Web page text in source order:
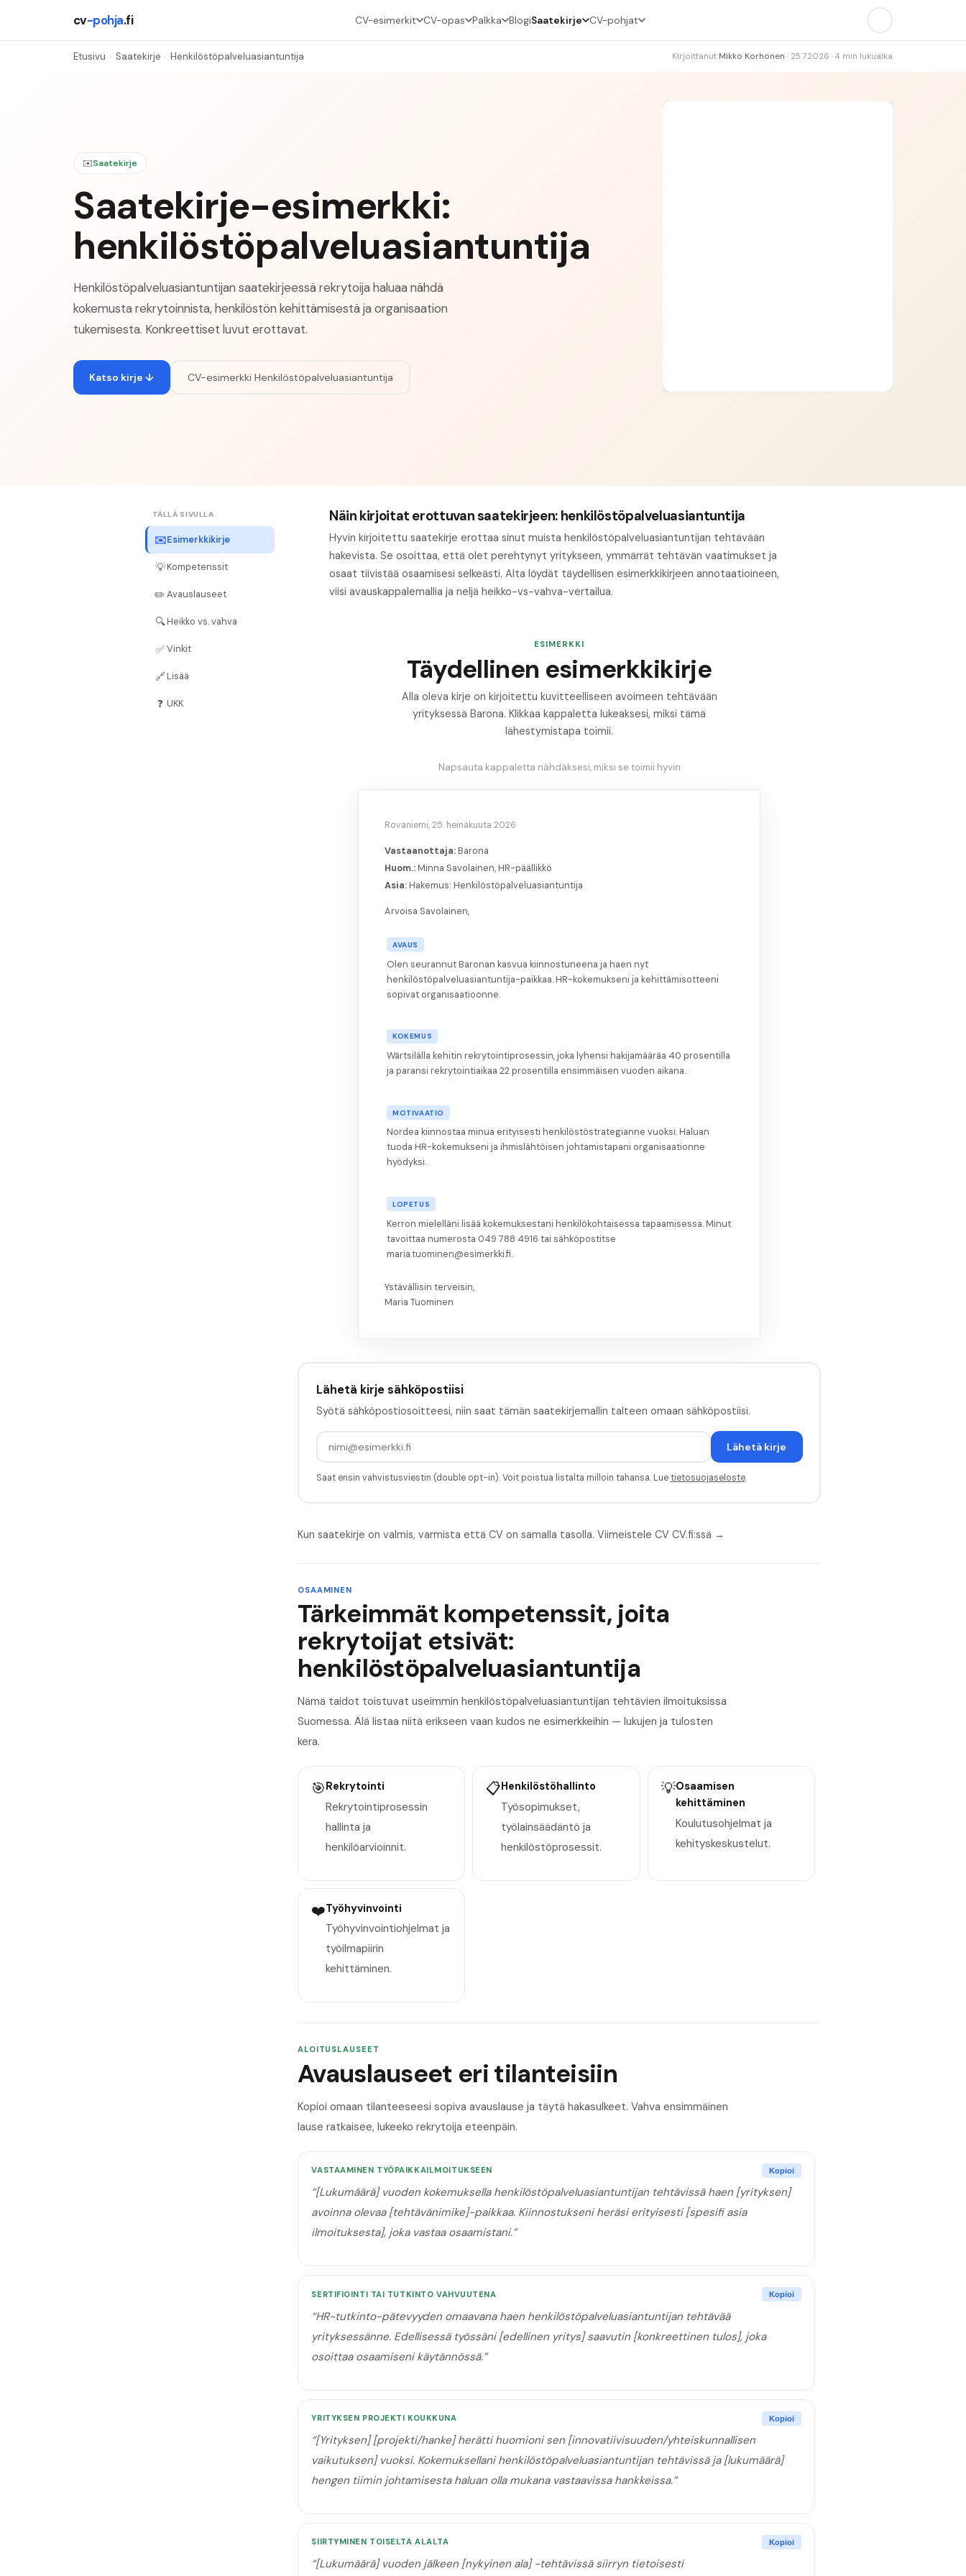
cv-pohja.fi CV-esimerkit CV-opas Palkka BlogiSaatekirje CV-pohjat
Etusivu › Saatekirje › Henkilöstöpalveluasiantuntija Kirjoittanut Mikko Korhonen · 25.7.2026 · 4 min lukuaika
✉️Saatekirje
Saatekirje-esimerkki:
henkilöstöpalveluasiantuntija
Henkilöstöpalveluasiantuntijan saatekirjeessä rekrytoija haluaa nähdä
kokemusta rekrytoinnista, henkilöstön kehittämisestä ja organisaation
tukemisesta. Konkreettiset luvut erottavat.
Katso kirje ↓ CV-esimerkki Henkilöstöpalveluasiantuntija
TÄLLÄ SIVULLA
✉️Esimerkkikirje
💡Kompetenssit
✏️Avauslauseet
🔍 Heikko vs. vahva
✅Vinkit
🔗Lisää
❓ UKK
Näin kirjoitat erottuvan saatekirjeen: henkilöstöpalveluasiantuntija
Hyvin kirjoitettu saatekirje erottaa sinut muista henkilöstöpalveluasiantuntijan tehtävään
hakevista. Se osoittaa, että olet perehtynyt yritykseen, ymmärrät tehtävän vaatimukset ja
osaat tiivistää osaamisesi selkeästi. Alta löydät täydellisen esimerkkikirjeen annotaatioineen,
viisi avauskappalemallia ja neljä heikko-vs-vahva-vertailua.
ESIMERKKI
Täydellinen esimerkkikirje
Alla oleva kirje on kirjoitettu kuvitteelliseen avoimeen tehtävään
yrityksessä Barona. Klikkaa kappaletta lukeaksesi, miksi tämä
lähestymistapa toimii.
Napsauta kappaletta nähdäksesi, miksi se toimii hyvin
Rovaniemi, 25. heinäkuuta 2026
Vastaanottaja: Barona
Huom.: Minna Savolainen, HR-päällikkö
Asia: Hakemus: Henkilöstöpalveluasiantuntija
Arvoisa Savolainen,
AVAUS
Olen seurannut Baronan kasvua kiinnostuneena ja haen nyt
henkilöstöpalveluasiantuntija-paikkaa. HR-kokemukseni ja kehittämisotteeni
sopivat organisaatioonne.
KOKEMUS
Wärtsilälla kehitin rekrytointiprosessin, joka lyhensi hakijamääräa 40 prosentilla
ja paransi rekrytointiaikaa 22 prosentilla ensimmäisen vuoden aikana.
MOTIVAATIO
Nordea kiinnostaa minua erityisesti henkilöstöstrategianne vuoksi. Haluan
tuoda HR-kokemukseni ja ihmislähtöisen johtamistapani organisaationne
hyödyksi.
LOPETUS
Kerron mielelläni lisää kokemuksestani henkilökohtaisessa tapaamisessa. Minut
tavoittaa numerosta 049 788 4916 tai sähköpostitse
maria.tuominen@esimerkki.fi.
Ystävällisin terveisin,
Maria Tuominen
Lähetä kirje sähköpostiisi
Syötä sähköpostiosoitteesi, niin saat tämän saatekirjemallin talteen omaan sähköpostiisi.
Lähetä kirje
Saat ensin vahvistusviestin (double opt-in). Voit poistua listalta milloin tahansa. Luetietosuojaseloste.
Kun saatekirje on valmis, varmista että CV on samalla tasolla. Viimeistele CV CV.fi:ssä →
OSAAMINEN
Tärkeimmät kompetenssit, joita
rekrytoijat etsivät:
henkilöstöpalveluasiantuntija
Nämä taidot toistuvat useimmin henkilöstöpalveluasiantuntijan tehtävien ilmoituksissa
Suomessa. Älä listaa niitä erikseen vaan kudos ne esimerkkeihin — lukujen ja tulosten
kera.
🎯Rekrytointi
Rekrytointiprosessin
hallinta ja
henkilöarvioinnit.
📋Henkilöstöhallinto
Työsopimukset,
työlainsäädäntö ja
henkilöstöprosessit.
💡Osaamisen
kehittäminen
Koulutusohjelmat ja
kehityskeskustelut.
❤️Työhyvinvointi
Työhyvinvointiohjelmat ja
työilmapiirin
kehittäminen.
ALOITUSLAUSEET
Avauslauseet eri tilanteisiin
Kopioi omaan tilanteeseesi sopiva avauslause ja täytä hakasulkeet. Vahva ensimmäinen
lause ratkaisee, lukeeko rekrytoija eteenpäin.
VASTAAMINEN TYÖPAIKKAILMOITUKSEEN Kopioi
“[Lukumäärä] vuoden kokemuksella henkilöstöpalveluasiantuntijan tehtävissä haen [yrityksen]
avoinna olevaa [tehtävänimike]-paikkaa. Kiinnostukseni heräsi erityisesti [spesifi asia
ilmoituksesta], joka vastaa osaamistani.”
SERTIFIOINTI TAI TUTKINTO VAHVUUTENA Kopioi
“HR-tutkinto-pätevyyden omaavana haen henkilöstöpalveluasiantuntijan tehtävää
yrityksessänne. Edellisessä työssäni [edellinen yritys] saavutin [konkreettinen tulos], joka
osoittaa osaamiseni käytännössä.”
YRITYKSEN PROJEKTI KOUKKUNA Kopioi
“[Yrityksen] [projekti/hanke] herätti huomioni sen [innovatiivisuuden/yhteiskunnallisen
vaikutuksen] vuoksi. Kokemuksellani henkilöstöpalveluasiantuntijan tehtävissä ja [lukumäärä]
hengen tiimin johtamisesta haluan olla mukana vastaavissa hankkeissa.”
SIIRTYMINEN TOISELTA ALALTA Kopioi
“[Lukumäärä] vuoden jälkeen [nykyinen ala] -tehtävissä siirryn tietoisesti